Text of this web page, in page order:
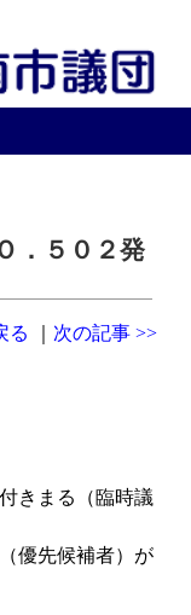
．５０２発
る 次の記事 >>
きまる（臨時議
優先候補者）が